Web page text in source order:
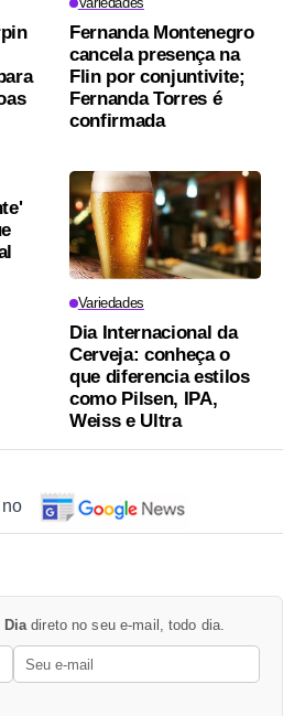
Fernanda Montenegro
cancela presença na
Flin por conjuntivite;
Fernanda Torres é
confirmada
Variedades
Dia Internacional da
Cerveja: conheça o
que diferencia estilos
como Pilsen, IPA,
Weiss e Ultra
Dia direto no seu e-mail, todo dia.